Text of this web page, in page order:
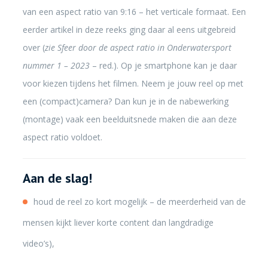
van een aspect ratio van 9:16 – het verticale formaat. Een
eerder artikel in deze reeks ging daar al eens uitgebreid
over (zie Sfeer door de aspect ratio in Onderwatersport
nummer 1 – 2023– red.). Op je smartphone kan je daar
voor kiezen tijdens het filmen. Neem je jouw reel op met
een (compact)camera? Dan kun je in de nabewerking
(montage) vaak een beelduitsnede maken die aan deze
aspect ratio voldoet.
Aan de slag!
houd de reel zo kort mogelijk – de meerderheid van de
mensen kijkt liever korte content dan langdradige
video’s),